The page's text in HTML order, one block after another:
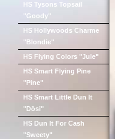
HS Tysons Topsail
"Goody"
HS Hollywoods Charme
"Blondie"
HS Flying Colors "Jule"
HS Smart Flying Pine
"Pine"
HS Smart Little Dun It
"Dösi"
HS Dun It For Cash
"Sweety"